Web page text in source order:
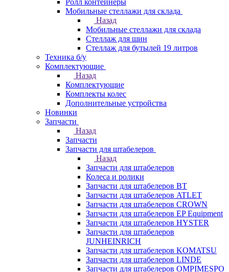
Ролл контейнеры
Мобильные стеллажи для склада
Назад
Мобильные стеллажи для склада
Стеллаж для шин
Стеллаж для бутылей 19 литров
Техника б/у
Комплектующие
Назад
Комплектующие
Комплекты колес
Дополнительные устройства
Новинки
Запчасти
Назад
Запчасти
Запчасти для штабелеров
Назад
Запчасти для штабелеров
Колеса и ролики
Запчасти для штабелеров BT
Запчасти для штабелеров ATLET
Запчасти для штабелеров CROWN
Запчасти для штабелеров EP Equipment
Запчасти для штабелеров HYSTER
Запчасти для штабелеров
JUNHEINRICH
Запчасти для штабелеров KOMATSU
Запчасти для штабелеров LINDE
Запчасти для штабелеров OMPIMESPO